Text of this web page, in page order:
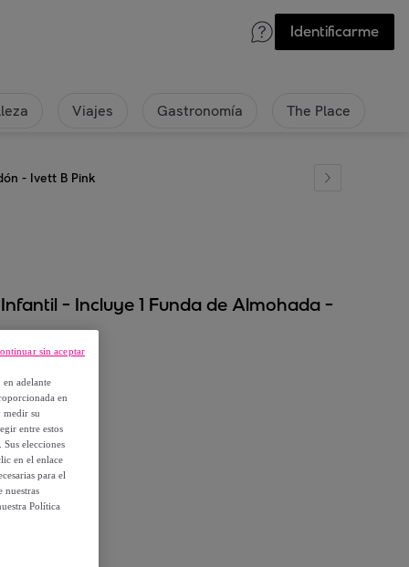
Identificarme
Viajes Gastronomía The Place
- Ivett B Pink
- Incluye 1 Funda de Almohada -
adelante
en
medir su
entre estos
elecciones
en el enlace
para el
nuestras
Política
sin aceptar